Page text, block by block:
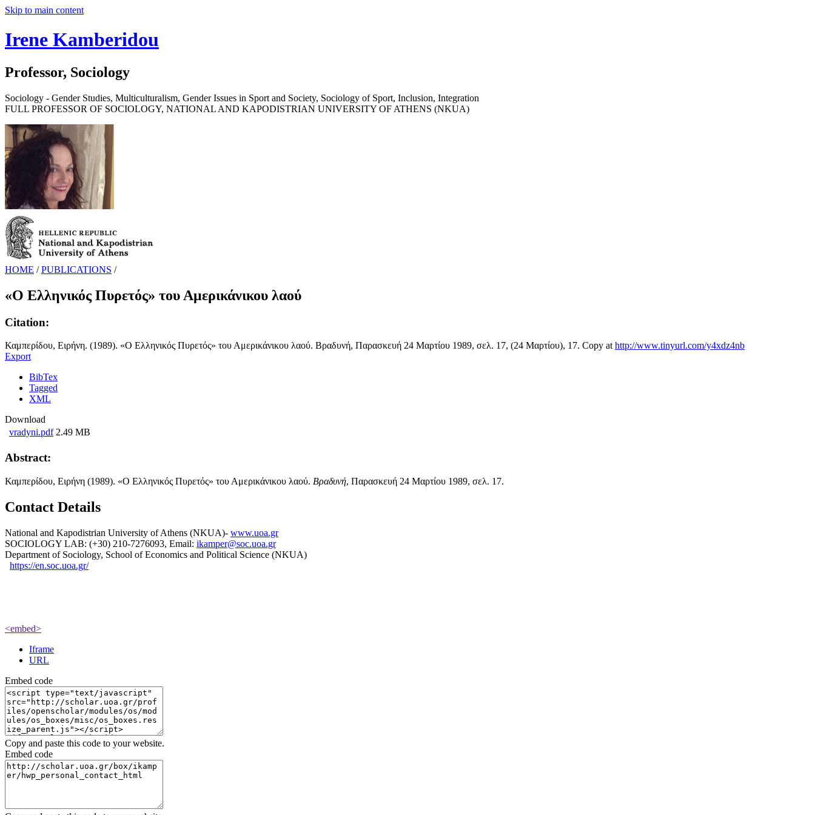
Skip to main content
Irene Kamberidou
Professor, Sociology
Sociology - Gender Studies, Multiculturalism, Gender Issues in Sport and Society, Sociology of Sport, Inclusion, Integration
FULL PROFESSOR OF SOCIOLOGY, NATIONAL AND KAPODISTRIAN UNIVERSITY OF ATHENS (NKUA)
HOME / PUBLICATIONS /
«Ο Ελληνικός Πυρετός» του Αμερικάνικου λαού
Citation:
Καμπερίδου, Ειρήνη. (1989). «Ο Ελληνικός Πυρετός» του Αμερικάνικου λαού. Βραδυνή, Παρασκευή 24 Μαρτίου 1989, σελ. 17, (24 Μαρτίου), 17. Copy at http://www.tinyurl.com/y4xdz4nb
Export
BibTex
Tagged
XML
Download
vradyni.pdf 2.49 MB
Abstract:
Καμπερίδου, Ειρήνη (1989). «Ο Ελληνικός Πυρετός» του Αμερικάνικου λαού. Βραδυνή, Παρασκευή 24 Μαρτίου 1989, σελ. 17.
Contact Details
National and Kapodistrian University of Athens (NKUA)- www.uoa.gr
SOCIOLOGY LAB: (+30) 210-7276093, Email: ikamper@soc.uoa.gr
Department of Sociology, School of Economics and Political Science (NKUA)
https://en.soc.uoa.gr/
<embed>
Iframe
URL
Embed code
Copy and paste this code to your website.
Embed code